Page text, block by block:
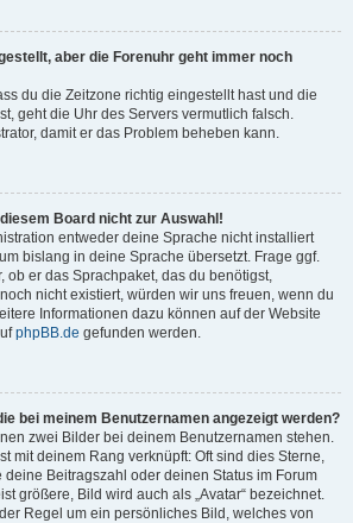
aber die Forenuhr geht immer noch
du die Zeitzone richtig eingestellt hast und die
geht die Uhr des Servers vermutlich falsch.
damit er das Problem beheben kann.
Board nicht zur Auswahl!
entweder deine Sprache nicht installiert
bislang in deine Sprache übersetzt. Frage ggf.
ob er das Sprachpaket, das du benötigst,
nicht existiert, würden wir uns freuen, wenn du
Informationen dazu können auf der Website
phpBB.de gefunden werden.
bei meinem Benutzernamen angezeigt werden?
zwei Bilder bei deinem Benutzernamen stehen.
mit deinem Rang verknüpft: Oft sind dies Sterne,
deine Beitragszahl oder deinen Status im Forum
größere, Bild wird auch als „Avatar“ bezeichnet.
Regel um ein persönliches Bild, welches von